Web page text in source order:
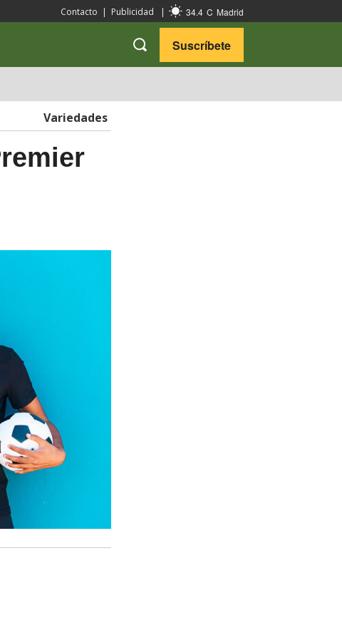
Contacto | Publicidad | 34.4 C Madrid
Suscríbete
Variedades